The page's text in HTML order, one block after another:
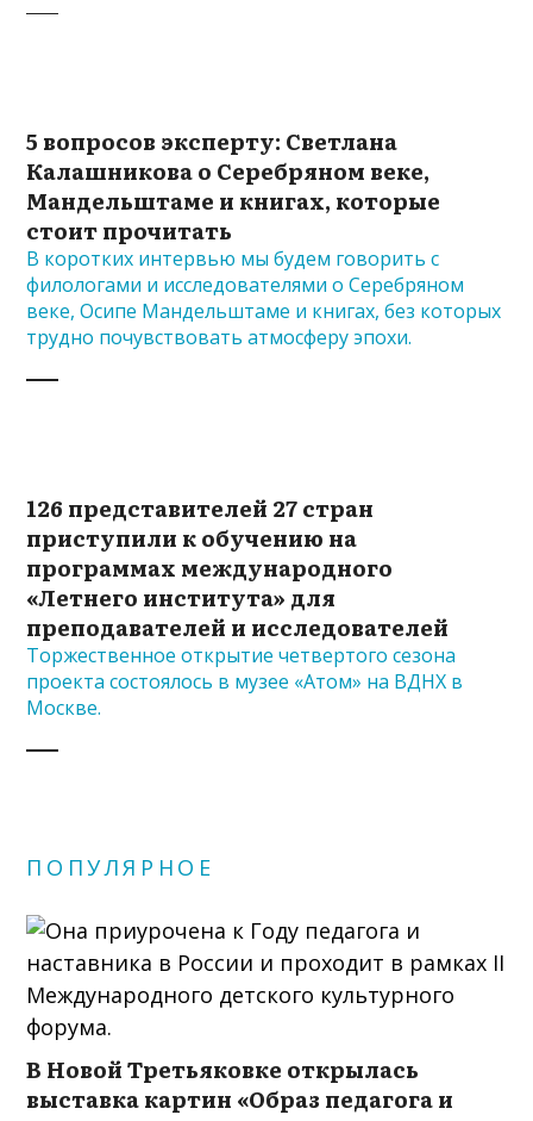
5 вопросов эксперту: Светлана
Калашникова о Серебряном веке,
Мандельштаме и книгах, которые
стоит прочитать
В коротких интервью мы будем говорить с
филологами и исследователями о Серебряном
веке, Осипе Мандельштаме и книгах, без которых
трудно почувствовать атмосферу эпохи.
126 представителей 27 стран
приступили к обучению на
программах международного
«Летнего института» для
преподавателей и исследователей
Торжественное открытие четвертого сезона
проекта состоялось в музее «Атом» на ВДНХ в
Москве.
ПОПУЛЯРНОЕ
В Новой Третьяковке открылась
выставка картин «Образ педагога и